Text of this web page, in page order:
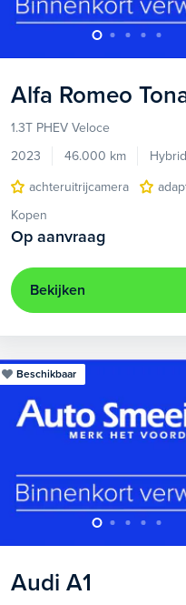
audio installatie premium
Alfa Romeo
1.3T PHEV Veloce
2023
46.000 km
achteruitrijcamera
Kopen
Op aanvraag
Bekijken
Beschikbaar
Audi A1